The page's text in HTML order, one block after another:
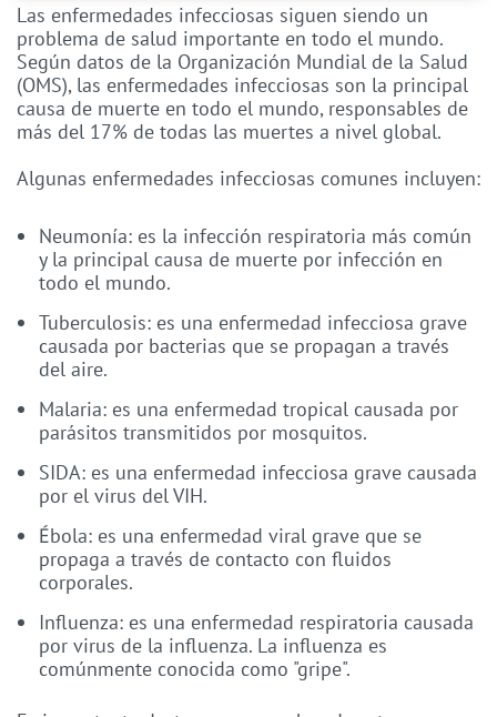
Las enfermedades infecciosas siguen siendo un
problema de salud importante en todo el mundo.
Según datos de la Organización Mundial de la Salud
(OMS), las enfermedades infecciosas son la principal
causa de muerte en todo el mundo, responsables de
más del 17% de todas las muertes a nivel global.
Algunas enfermedades infecciosas comunes incluyen:
Neumonía: es la infección respiratoria más común
y la principal causa de muerte por infección en
todo el mundo.
Tuberculosis: es una enfermedad infecciosa grave
causada por bacterias que se propagan a través
del aire.
Malaria: es una enfermedad tropical causada por
parásitos transmitidos por mosquitos.
SIDA: es una enfermedad infecciosa grave causada
por el virus del VIH.
Ébola: es una enfermedad viral grave que se
propaga a través de contacto con fluidos
corporales.
Influenza: es una enfermedad respiratoria causada
por virus de la influenza. La influenza es
comúnmente conocida como "gripe".